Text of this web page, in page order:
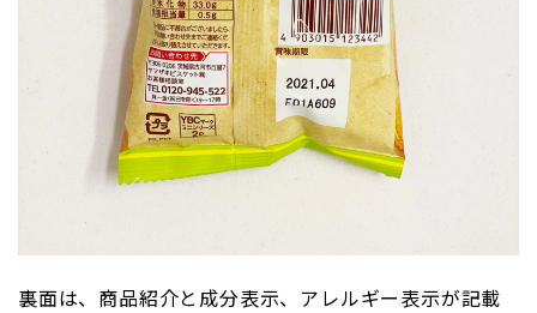
裏面は、商品紹介と成分表示、アレルギー表示が記載